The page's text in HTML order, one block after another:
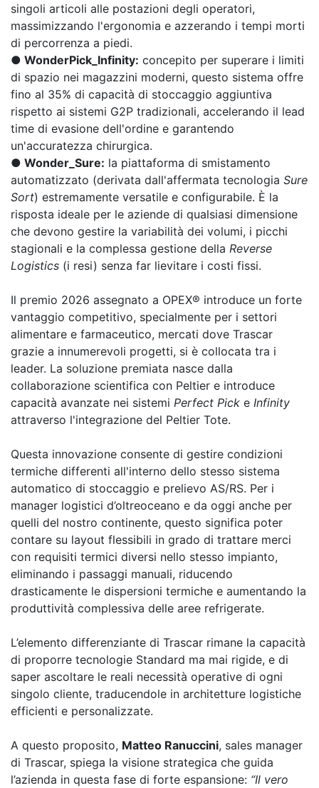
singoli articoli alle postazioni degli operatori,
massimizzando l'ergonomia e azzerando i tempi morti
di percorrenza a piedi.
● WonderPick_Infinity: concepito per superare i limiti
di spazio nei magazzini moderni, questo sistema offre
fino al 35% di capacità di stoccaggio aggiuntiva
rispetto ai sistemi G2P tradizionali, accelerando il lead
time di evasione dell'ordine e garantendo
un'accuratezza chirurgica.
● Wonder_Sure: la piattaforma di smistamento
automatizzato (derivata dall'affermata tecnologia Sure
Sort) estremamente versatile e configurabile. È la
risposta ideale per le aziende di qualsiasi dimensione
che devono gestire la variabilità dei volumi, i picchi
stagionali e la complessa gestione della Reverse
Logistics (i resi) senza far lievitare i costi fissi.
Il premio 2026 assegnato a OPEX® introduce un forte
vantaggio competitivo, specialmente per i settori
alimentare e farmaceutico, mercati dove Trascar
grazie a innumerevoli progetti, si è collocata tra i
leader. La soluzione premiata nasce dalla
collaborazione scientifica con Peltier e introduce
capacità avanzate nei sistemi Perfect Pick e Infinity
attraverso l'integrazione del Peltier Tote.
Questa innovazione consente di gestire condizioni
termiche differenti all'interno dello stesso sistema
automatico di stoccaggio e prelievo AS/RS. Per i
manager logistici d’oltreoceano e da oggi anche per
quelli del nostro continente, questo significa poter
contare su layout flessibili in grado di trattare merci
con requisiti termici diversi nello stesso impianto,
eliminando i passaggi manuali, riducendo
drasticamente le dispersioni termiche e aumentando la
produttività complessiva delle aree refrigerate.
L’elemento differenziante di Trascar rimane la capacità
di proporre tecnologie Standard ma mai rigide, e di
saper ascoltare le reali necessità operative di ogni
singolo cliente, traducendole in architetture logistiche
efficienti e personalizzate.
A questo proposito, Matteo Ranuccini, sales manager
di Trascar, spiega la visione strategica che guida
l’azienda in questa fase di forte espansione: “Il vero